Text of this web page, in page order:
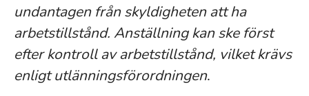
undantagen från skyldigheten att ha
arbetstillstånd. Anställning kan ske först
efter kontroll av arbetstillstånd, vilket krävs
enligt utlänningsförordningen.